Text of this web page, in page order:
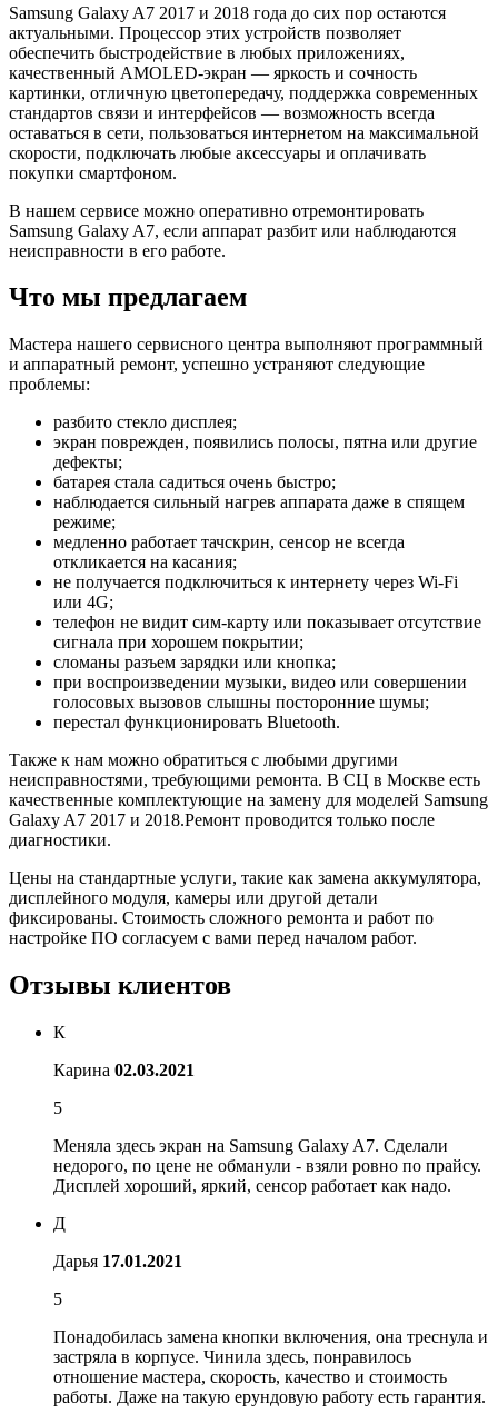
Samsung Galaxy A7 2017 и 2018 года до сих пор остаются
актуальными. Процессор этих устройств позволяет
обеспечить быстродействие в любых приложениях,
качественный AMOLED-экран — яркость и сочность
картинки, отличную цветопередачу, поддержка современных
стандартов связи и интерфейсов — возможность всегда
оставаться в сети, пользоваться интернетом на максимальной
скорости, подключать любые аксессуары и оплачивать
покупки смартфоном.
В нашем сервисе можно оперативно отремонтировать
Samsung Galaxy A7, если аппарат разбит или наблюдаются
неисправности в его работе.
Что мы предлагаем
Мастера нашего сервисного центра выполняют программный
и аппаратный ремонт, успешно устраняют следующие
проблемы:
разбито стекло дисплея;
экран поврежден, появились полосы, пятна или другие
дефекты;
батарея стала садиться очень быстро;
наблюдается сильный нагрев аппарата даже в спящем
режиме;
медленно работает тачскрин, сенсор не всегда
откликается на касания;
не получается подключиться к интернету через Wi-Fi
или 4G;
телефон не видит сим-карту или показывает отсутствие
сигнала при хорошем покрытии;
сломаны разъем зарядки или кнопка;
при воспроизведении музыки, видео или совершении
голосовых вызовов слышны посторонние шумы;
перестал функционировать Bluetooth.
Также к нам можно обратиться с любыми другими
неисправностями, требующими ремонта. В СЦ в Москве есть
качественные комплектующие на замену для моделей Samsung
Galaxy A7 2017 и 2018.Ремонт проводится только после
диагностики.
Цены на стандартные услуги, такие как замена аккумулятора,
дисплейного модуля, камеры или другой детали
фиксированы. Стоимость сложного ремонта и работ по
настройке ПО согласуем с вами перед началом работ.
Отзывы клиентов
К
Карина 02.03.2021
5
Меняла здесь экран на Samsung Galaxy A7. Сделали
недорого, по цене не обманули - взяли ровно по прайсу.
Дисплей хороший, яркий, сенсор работает как надо.
Д
Дарья 17.01.2021
5
Понадобилась замена кнопки включения, она треснула и
застряла в корпусе. Чинила здесь, понравилось
отношение мастера, скорость, качество и стоимость
работы. Даже на такую ерундовую работу есть гарантия.